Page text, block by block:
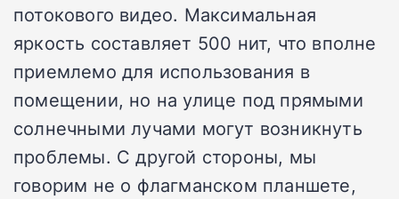
потокового видео. Максимальная
яркость составляет 500 нит, что вполне
приемлемо для использования в
помещении, но на улице под прямыми
солнечными лучами могут возникнуть
проблемы. С другой стороны, мы
говорим не о флагманском планшете,